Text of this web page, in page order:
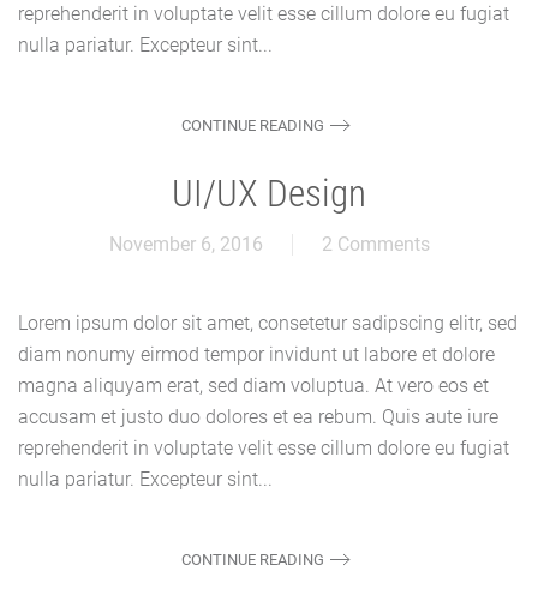
reprehenderit in voluptate velit esse cillum dolore eu fugiat
nulla pariatur. Excepteur sint...
CONTINUE READING
UI/UX Design
November 6, 2016 2 Comments
Lorem ipsum dolor sit amet, consetetur sadipscing elitr, sed
diam nonumy eirmod tempor invidunt ut labore et dolore
magna aliquyam erat, sed diam voluptua. At vero eos et
accusam et justo duo dolores et ea rebum. Quis aute iure
reprehenderit in voluptate velit esse cillum dolore eu fugiat
nulla pariatur. Excepteur sint...
CONTINUE READING